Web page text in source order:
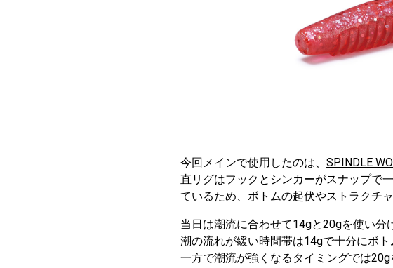
今回メインで使用したのは、 SPINDLE
直リグはフックとシンカーがスナップで
ているため、ボトムの起伏やストラクチ
当日は潮流に合わせて14gと20gを使い分
潮の流れが緩い時間帯は14gで十分にボ
一方で潮流が強くなるタイミングでは